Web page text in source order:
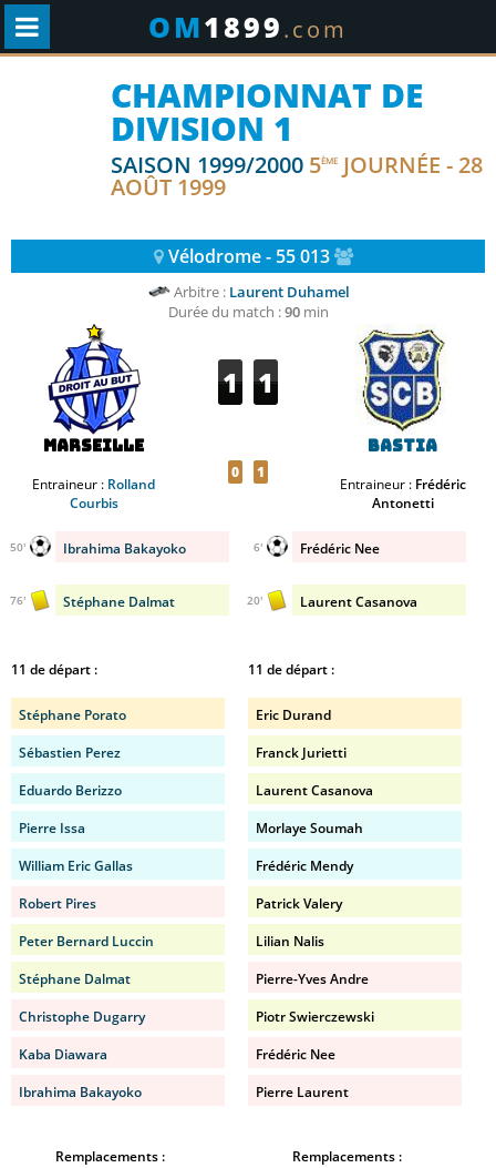
OM1899.com
CHAMPIONNAT DE
DIVISION 1
SAISON 1999/2000 5ÈME JOURNÉE - 28
AOÛT 1999
Vélodrome - 55 013
Arbitre : Laurent Duhamel
Durée du match :90min
Marseille
Entraineur : Rolland
Courbis
1 1
0 1
Bastia
Entraineur : Frédéric
Antonetti
Ibrahima Bakayoko
50' Frédéric Nee
6'
Stéphane Dalmat
76' Laurent Casanova
20'
11 de départ :
Stéphane Porato
Sébastien Perez
Eduardo Berizzo
Pierre Issa
William Eric Gallas
Robert Pires
Peter Bernard Luccin
Stéphane Dalmat
Christophe Dugarry
Kaba Diawara
Ibrahima Bakayoko
11 de départ :
Eric Durand
Franck Jurietti
Laurent Casanova
Morlaye Soumah
Frédéric Mendy
Patrick Valery
Lilian Nalis
Pierre-Yves Andre
Piotr Swierczewski
Frédéric Nee
Pierre Laurent
Remplacements : Remplacements :